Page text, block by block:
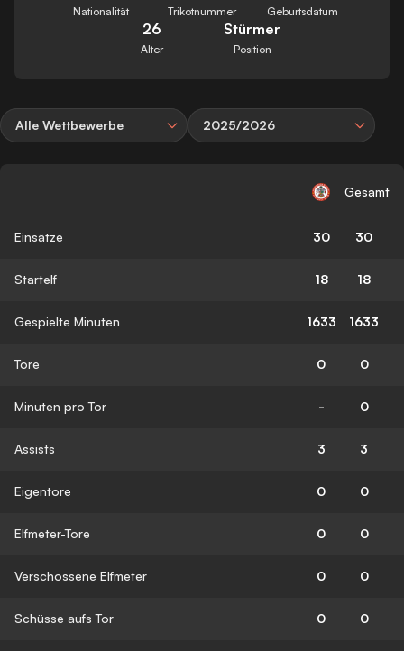
Nationalität Trikotnummer Geburtsdatum
26
Alter
Stürmer
Position
Alle Wettbewerbe 2025/2026
Gesamt
Einsätze 30 30
Startelf 18 18
Gespielte Minuten 1633 1633
Tore 0 0
Minuten pro Tor - 0
Assists 3 3
Eigentore 0 0
Elfmeter-Tore 0 0
Verschossene Elfmeter 0 0
Schüsse aufs Tor 0 0